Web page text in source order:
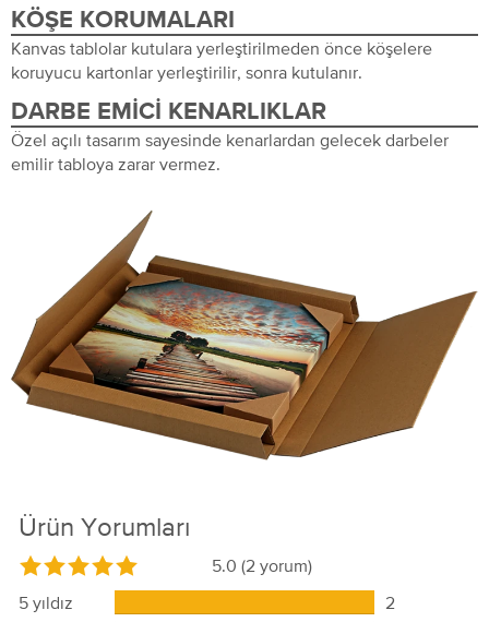
KÖŞE KORUMALARI
Kanvas tablolar kutulara yerleştirilmeden önce köşelere
koruyucu kartonlar yerleştirilir, sonra kutulanır.
DARBE EMICI KENARLIKLAR
Özel açılı tasarım sayesinde kenarlardan gelecek darbeler
emilir tabloya zarar vermez.
Ürün Yorumları
5.0 (2 yorum)
5 yıldız
2